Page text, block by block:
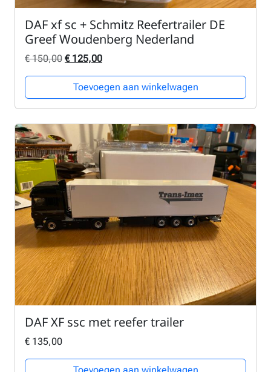
DAF xf sc + Schmitz Reefertrailer DE
Greef Woudenberg Nederland
€150,00 Oorspronkelijke prijs was: € 150,00.
€125,00Huidige prijs is: € 125,00.
Toevoegen aan winkelwagen
DAF XF ssc met reefer trailer
€ 135,00